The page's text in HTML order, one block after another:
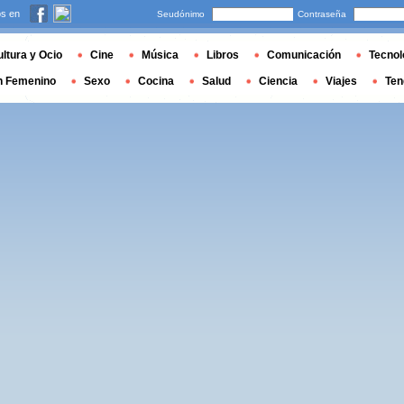
en Seudónimo Contraseña
y Ocio Cine Música Libros Comunicación
Femenino Sexo Cocina Salud Ciencia Viajes